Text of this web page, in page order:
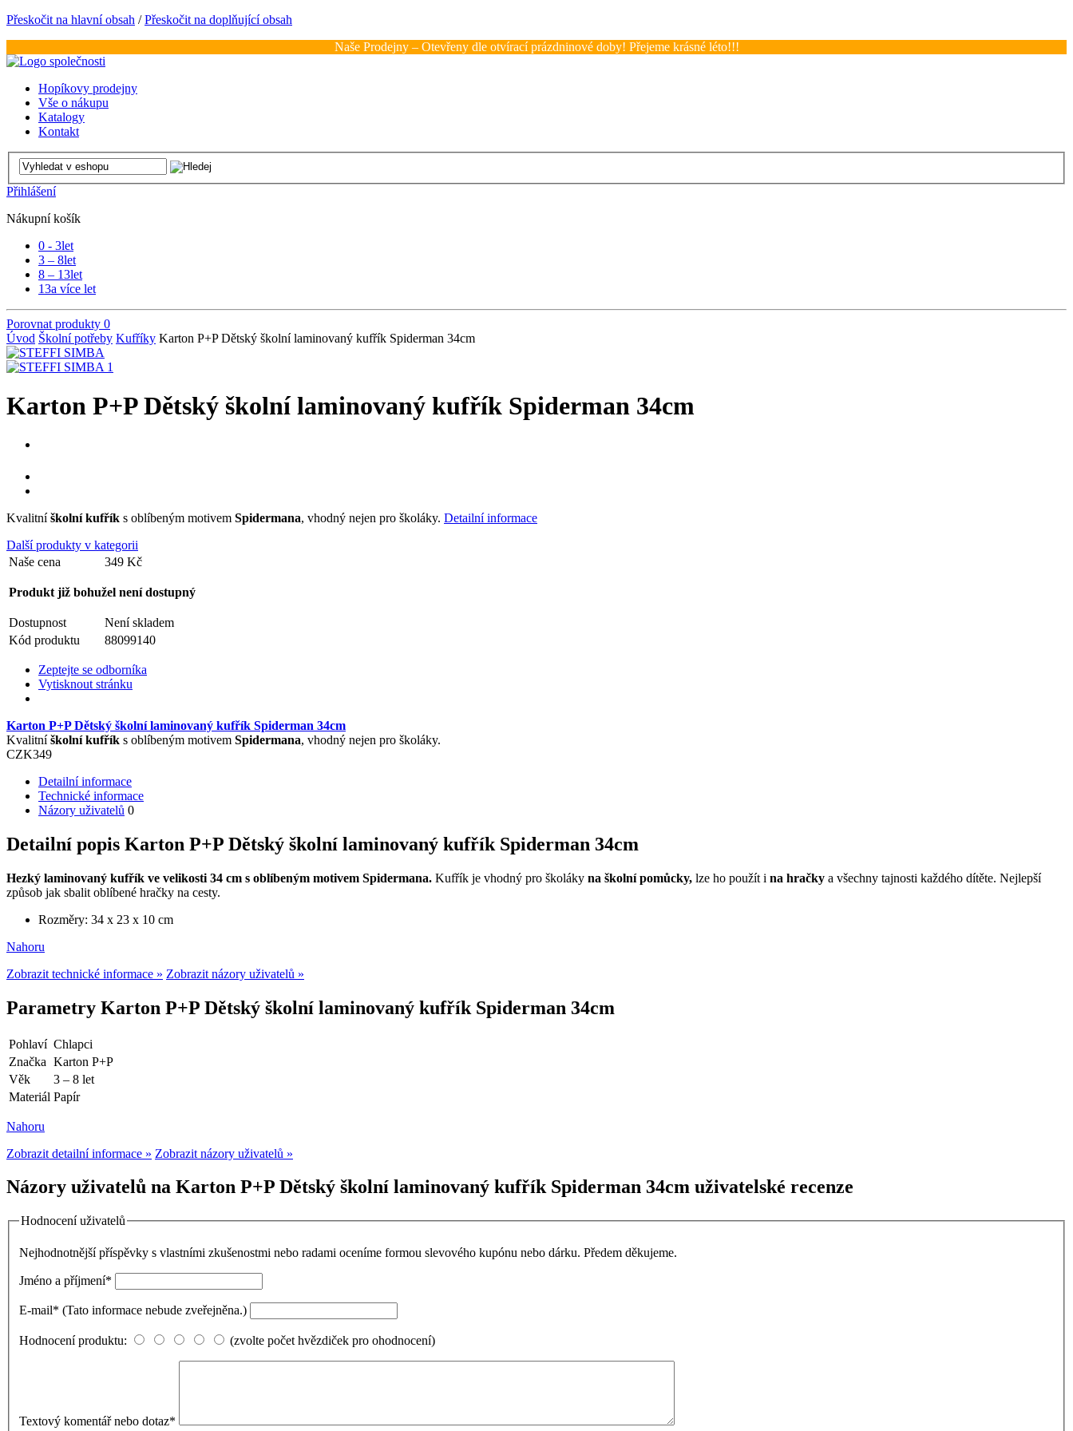
Přeskočit na hlavní obsah /Přeskočit na doplňující obsah
Naše Prodejny – Otevřeny dle otvírací prázdninové doby! Přejeme krásné léto!!!
Hopíkovy prodejny
Vše o nákupu
Katalogy
Kontakt
Přihlášení
Nákupní košík
0 - 3let
3 – 8let
8 – 13let
13a více let
Porovnat produkty 0
Úvod Školní potřeby Kufříky Karton P+P Dětský školní laminovaný kufřík Spiderman 34cm
Karton P+P Dětský školní laminovaný kufřík Spiderman 34cm
Kvalitníškolní kufřík s oblíbeným motivem Spidermana, vhodný nejen pro školáky. Detailní informace
Další produkty v kategorii
Naše cena
349 Kč
Produkt již bohužel není dostupný
Dostupnost
Není skladem
Kód produktu
88099140
Zeptejte se odborníka
Vytisknout stránku
Karton P+P Dětský školní laminovaný kufřík Spiderman 34cm
Kvalitníškolní kufřík s oblíbeným motivem Spidermana, vhodný nejen pro školáky.
CZK349
Detailní informace
Technické informace
Názory uživatelů 0
Detailní popis Karton P+P Dětský školní laminovaný kufřík Spiderman 34cm
Hezký laminovaný kufřík ve velikosti 34 cm s oblíbeným motivem Spidermana. Kufřík je vhodný pro školáky na školní pomůcky, lze ho použít i na hračky a všechny tajnosti každého dítěte. Nejlepší
způsob jak sbalit oblíbené hračky na cesty.
Rozměry: 34 x 23 x 10 cm
Nahoru
Zobrazit technické informace » Zobrazit názory uživatelů »
Parametry Karton P+P Dětský školní laminovaný kufřík Spiderman 34cm
Pohlaví Chlapci
Značka Karton P+P
Věk
3 – 8 let
Materiál Papír
Nahoru
Zobrazit detailní informace » Zobrazit názory uživatelů »
Názory uživatelů na Karton P+P Dětský školní laminovaný kufřík Spiderman 34cm uživatelské recenze
Hodnocení uživatelů
Nejhodnotnější příspěvky s vlastními zkušenostmi nebo radami oceníme formou slevového kupónu nebo dárku. Předem děkujeme.
Jméno a příjmení*
E-mail* (Tato informace nebude zveřejněna.)
Hodnocení produktu: (zvolte počet hvězdiček pro ohodnocení)
Textový komentář nebo dotaz*